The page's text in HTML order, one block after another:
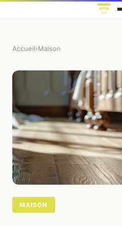
Accueil›Maison
MAISON